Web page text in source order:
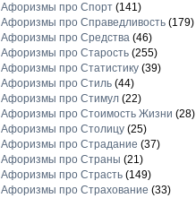
Афоризмы про Спорт(141)
Афоризмы про Справедливость(179)
Афоризмы про Средства(46)
Афоризмы про Старость(255)
Афоризмы про Статистику(39)
Афоризмы про Стиль(44)
Афоризмы про Стимул(22)
Афоризмы про Стоимость Жизни (28)
Афоризмы про Столицу(25)
Афоризмы про Страдание (37)
Афоризмы про Страны (21)
Афоризмы про Страсть(149)
Афоризмы про Страхование (33)